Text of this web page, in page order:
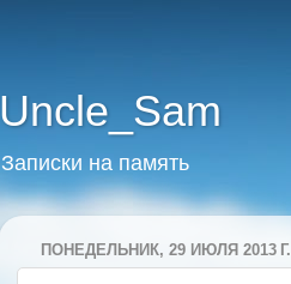
Uncle_Sam
Записки на память
ПОНЕДЕЛЬНИК, 29 ИЮЛЯ 2013 Г.